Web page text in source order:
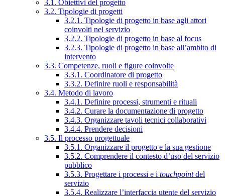
3.1. Obiettivi del progetto
3.2. Tipologie di progetti
3.2.1. Tipologie di progetto in base agli attori
coinvolti nel servizio
3.2.2. Tipologie di progetto in base al focus
3.2.3. Tipologie di progetto in base all’ambito di
intervento
3.3. Competenze, ruoli e figure coinvolte
3.3.1. Coordinatore di progetto
3.3.2. Definire ruoli e responsabilità
3.4. Metodo di lavoro
3.4.1. Definire processi, strumenti e rituali
3.4.2. Curare la documentazione di progetto
3.4.3. Organizzare tavoli tecnici collaborativi
3.4.4. Prendere decisioni
3.5. Il processo progettuale
3.5.1. Organizzare il progetto e la sua gestione
3.5.2. Comprendere il contesto d’uso del servizio
pubblico
3.5.3. Progettare i processi e i touchpointdel
servizio
3.5.4. Realizzare l’interfaccia utente del servizio